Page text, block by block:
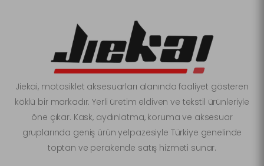
Jiekai, motosiklet aksesuarları alanında faaliyet gösteren
köklü bir markadır. Yerli üretim eldiven ve tekstil ürünleriyle
öne çıkar. Kask, aydınlatma, koruma ve aksesuar
gruplarında geniş ürün yelpazesiyle Türkiye genelinde
toptan ve perakende satış hizmeti sunar.